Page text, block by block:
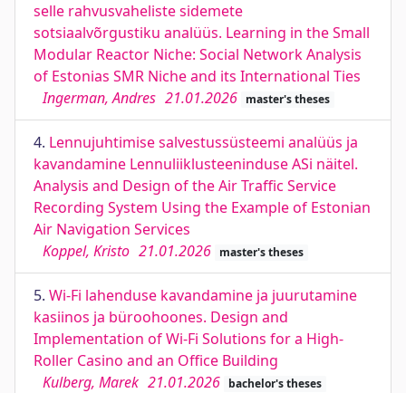
selle rahvusvaheliste sidemete
sotsiaalvõrgustiku analüüs. Learning in the Small
Modular Reactor Niche: Social Network Analysis
of Estonias SMR Niche and its International Ties
Ingerman, Andres 21.01.2026 master's theses
4. Lennujuhtimise salvestussüsteemi analüüs ja
kavandamine Lennuliiklusteeninduse ASi näitel.
Analysis and Design of the Air Traffic Service
Recording System Using the Example of Estonian
Air Navigation Services
Koppel, Kristo 21.01.2026 master's theses
5. Wi-Fi lahenduse kavandamine ja juurutamine
kasiinos ja büroohoones. Design and
Implementation of Wi-Fi Solutions for a High-
Roller Casino and an Office Building
Kulberg, Marek 21.01.2026 bachelor's theses